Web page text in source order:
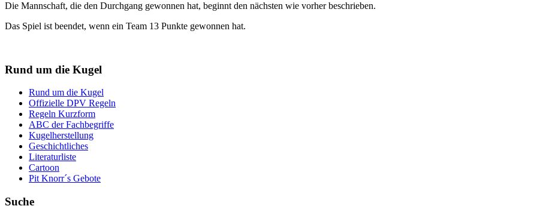
Die Mannschaft, die den Durchgang gewonnen hat, beginnt den nächsten wie vorher beschrieben.
Das Spiel ist beendet, wenn ein Team 13 Punkte gewonnen hat.
Rund um die Kugel
Rund um die Kugel
Offizielle DPV Regeln
Regeln Kurzform
ABC der Fachbegriffe
Kugelherstellung
Geschichtliches
Literaturliste
Cartoon
Pit Knorr´s Gebote
Suche